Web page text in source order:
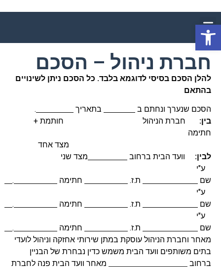
חברת ניהול – הסכם
להלן הסכם בסיסי לדוגמא בלבד. כל הסכם ניתן לשינויים
בהתאם
הסכם שנערך ונחתם ב בתאריך
.
בין:
חברת הניהול חותמת +
חתימה
מצד אחד
לבין:
וועד הבית ברחוב
מצד שני
ע"י
שם
ת.ז. חתימה
.
ע"י
שם
ת.ז. חתימה
.
ע"י
שם
ת.ז. חתימה
.
מאחר וחברת הניהול עוסקת במתן שירותי אחזקה וניהול לועדי
בתים משותפים וועד הבית משמש כדין נבחרת של הבניין
ברחוב
מאחר וועד הבית פנה לחברת
פתח סרגל נגישות